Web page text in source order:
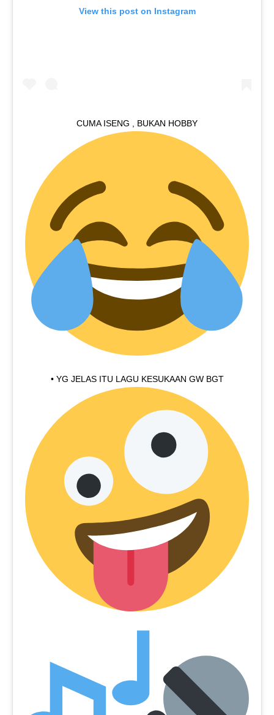
View this post on Instagram
CUMA ISENG , BUKAN HOBBY
• YG JELAS ITU LAGU KESUKAAN GW BGT